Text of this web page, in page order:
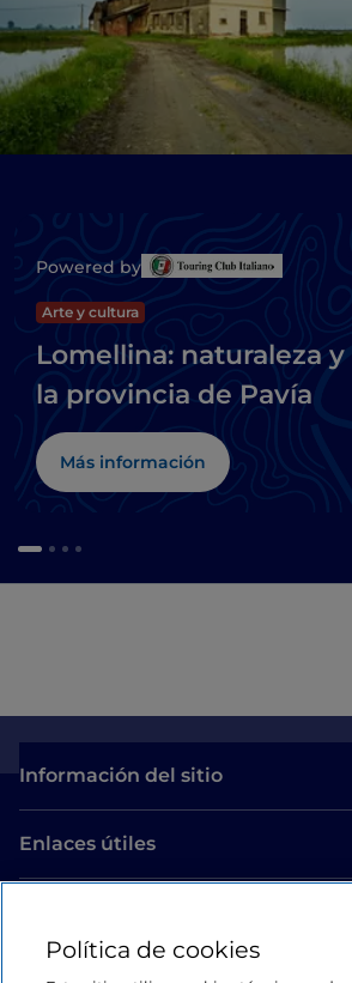
Powered by
Arte y cultura
Lomellina: naturaleza
la provincia de Pavía
Más información
Información del sitio
Enlaces útiles
Estamos en contacto
Política de cookies